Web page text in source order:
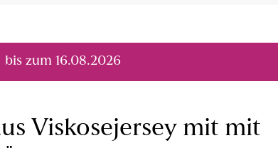
| bis zum 16.08.2026
Viskosejersey mit mit